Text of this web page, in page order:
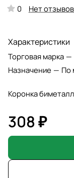
0 Нет отзывов
Характеристики
Торговая марка —
Назначение — По
Коронка
308 ₽